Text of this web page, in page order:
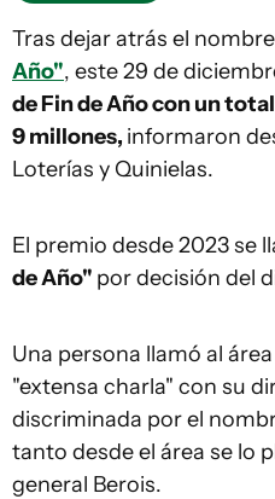
Tras dejar atrás el
Año", este 29 de
de Fin de Año con un
9 millones, informaron
Loterías y Quinielas.
El premio desde 2023 se
de Año" por decisión del
Una persona llamó al
"extensa charla" con su
discriminada por el
tanto desde el área se lo
general Berois.